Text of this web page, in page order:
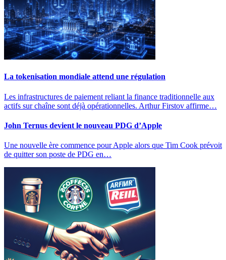
La tokenisation mondiale attend une régulation
Les infrastructures de paiement reliant la finance traditionnelle aux
actifs sur chaîne sont déjà opérationnelles. Arthur Firstov affirme…
John Ternus devient le nouveau PDG d’Apple
Une nouvelle ère commence pour Apple alors que Tim Cook prévoit
de quitter son poste de PDG en…